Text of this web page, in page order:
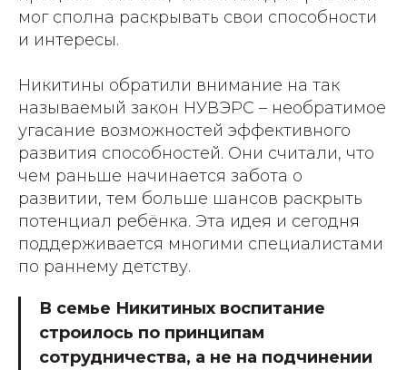
мог сполна раскрывать свои способности
и интересы.
Никитины обратили внимание на так
называемый закон НУВЭРС – необратимое
угасание возможностей эффективного
развития способностей. Они считали, что
чем раньше начинается забота о
развитии, тем больше шансов раскрыть
потенциал ребёнка. Эта идея и сегодня
поддерживается многими специалистами
по раннему детству.
В семье Никитиных воспитание
строилось по принципам
сотрудничества, а не на подчинении